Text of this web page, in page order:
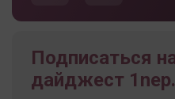
Подписаться
дайджест